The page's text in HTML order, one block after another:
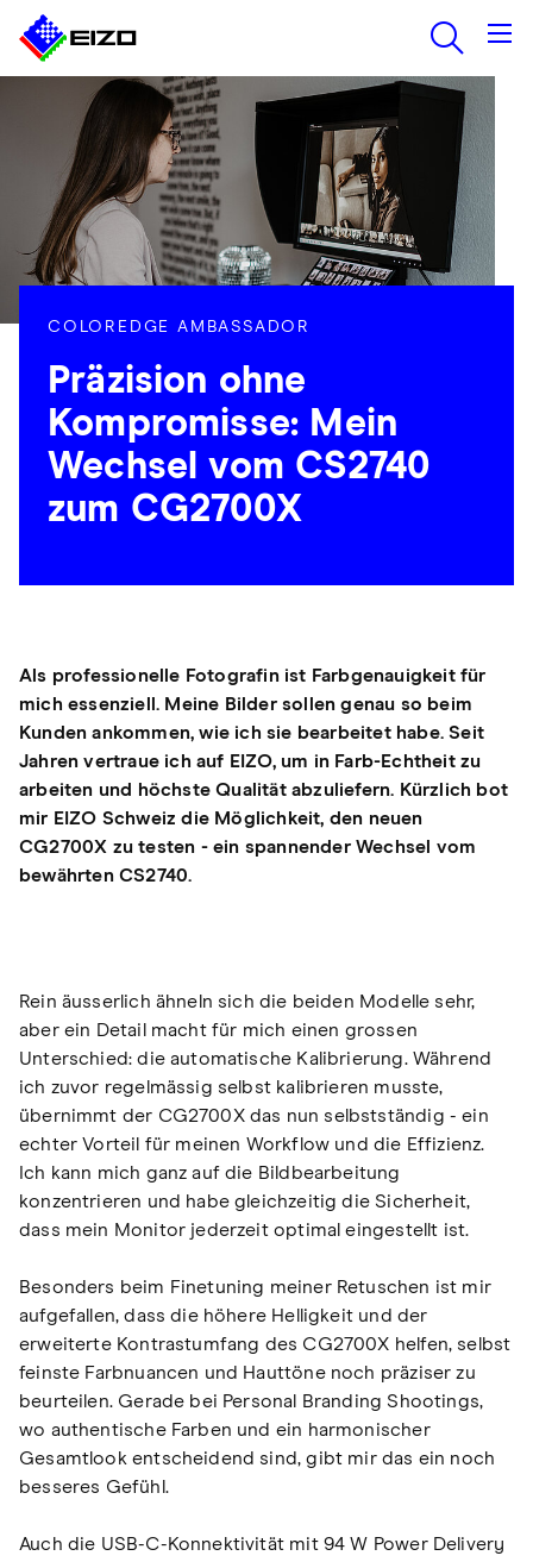
COLOREDGE AMBASSADOR
Präzision ohne
Kompromisse: Mein
Wechsel vom CS2740
zum CG2700X
Als professionelle Fotografin ist Farbgenauigkeit für
mich essenziell. Meine Bilder sollen genau so beim
Kunden ankommen, wie ich sie bearbeitet habe. Seit
Jahren vertraue ich auf EIZO, um in Farb-Echtheit zu
arbeiten und höchste Qualität abzuliefern. Kürzlich bot
mir EIZO Schweiz die Möglichkeit, den neuen
CG2700X zu testen - ein spannender Wechsel vom
bewährten CS2740.
Rein äusserlich ähneln sich die beiden Modelle sehr,
aber ein Detail macht für mich einen grossen
Unterschied: die automatische Kalibrierung. Während
ich zuvor regelmässig selbst kalibrieren musste,
übernimmt der CG2700X das nun selbstständig - ein
echter Vorteil für meinen Workflow und die Effizienz.
Ich kann mich ganz auf die Bildbearbeitung
konzentrieren und habe gleichzeitig die Sicherheit,
dass mein Monitor jederzeit optimal eingestellt ist.
Besonders beim Finetuning meiner Retuschen ist mir
aufgefallen, dass die höhere Helligkeit und der
erweiterte Kontrastumfang des CG2700X helfen, selbst
feinste Farbnuancen und Hauttöne noch präziser zu
beurteilen. Gerade bei Personal Branding Shootings,
wo authentische Farben und ein harmonischer
Gesamtlook entscheidend sind, gibt mir das ein noch
besseres Gefühl.
Auch die USB-C-Konnektivität mit 94 W Power Delivery